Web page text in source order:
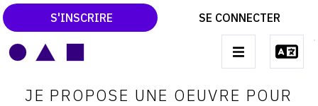
S'INSCRIRE SE CONNECTER
navigation
JE PROPOSE UNE OEUVRE POUR